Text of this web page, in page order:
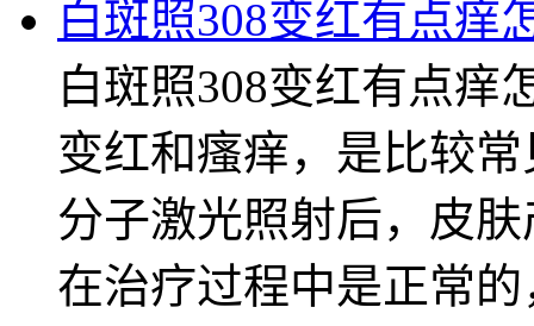
白斑照308变红有点痒
白斑照308变红有点痒
变红和瘙痒，是比较
分子激光照射后，皮
在治疗过程中是正常